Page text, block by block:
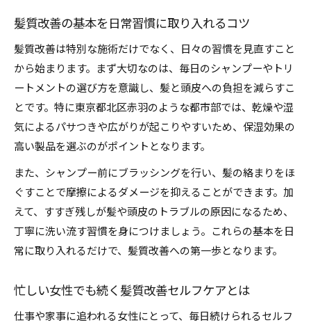
自宅ケアで髪質改善を実感する具体的な手順
髪の悩みを自分で改善するコツとは
髪質改善で解決するパサつきやうねりの悩み
自分でできる髪質改善のポイントを押さえる
髪質改善セルフケアで悩みを根本から見直す
悩みに合わせた髪質改善のセルフケア選び方
パサつきうねり対策の髪質改善ポイント
髪質改善でパサつきとさよならする方法
髪質改善でまとまりやすい髪を手に入れる
パサつき対策に役立つ髪質改善アイデア集
サラツヤ髪へ導く赤羽発セルフケア手順
髪質改善の基本を日常習慣に取り入れるコツ
髪質改善は特別な施術だけでなく、日々の習慣を見直すこと
から始まります。まず大切なのは、毎日のシャンプーやトリ
ートメントの選び方を意識し、髪と頭皮への負担を減らすこ
とです。特に東京都北区赤羽のような都市部では、乾燥や湿
気によるパサつきや広がりが起こりやすいため、保湿効果の
高い製品を選ぶのがポイントとなります。
また、シャンプー前にブラッシングを行い、髪の絡まりをほ
ぐすことで摩擦によるダメージを抑えることができます。加
えて、すすぎ残しが髪や頭皮のトラブルの原因になるため、
丁寧に洗い流す習慣を身につけましょう。これらの基本を日
常に取り入れるだけで、髪質改善への第一歩となります。
忙しい女性でも続く髪質改善セルフケアとは
仕事や家事に追われる女性にとって、毎日続けられるセルフ